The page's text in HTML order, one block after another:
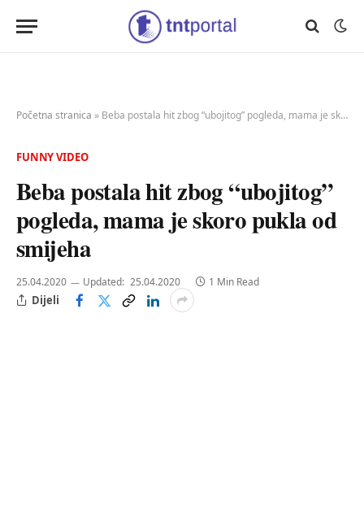
Početna stranica » Beba postala hit zbog “ubojitog” pogleda, mama je skoro pukla od smijeha
FUNNY VIDEO
Beba postala hit zbog “ubojitog”
pogleda, mama je skoro pukla od
smijeha
25.04.2020 Updated: 25.04.2020 1 Min Read
Dijeli